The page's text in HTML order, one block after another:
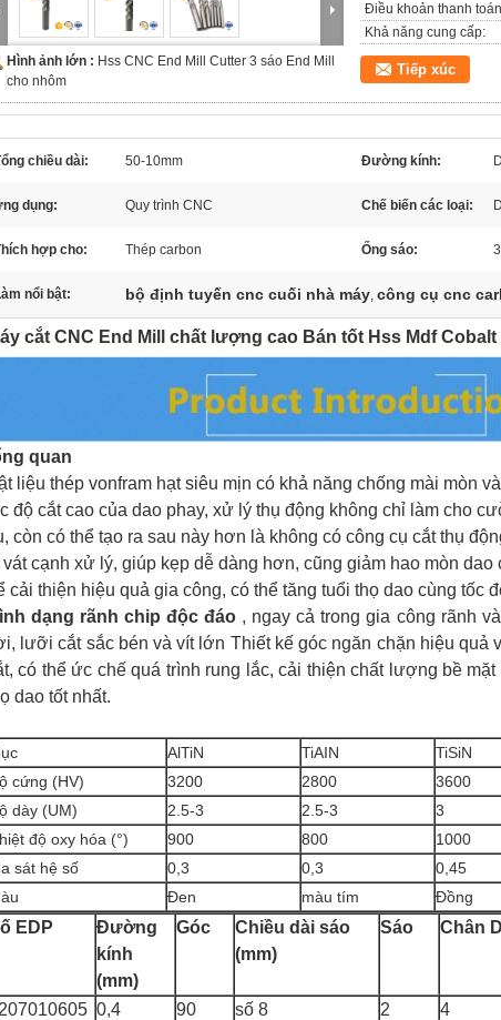
Hình ảnh lớn : Hss CNC End Mill Cutter 3 sáo End Mill
cho nhôm
Điều khoản thanh
Khả năng cung cấp:
Tiếp xúc
chiều dài: 50-10mm Đường kính:
dụng: Quy trình CNC Chế biến các loại:
hợp cho: Thép carbon Ống sáo:
nổi bật: bộ định tuyến cnc cuối nhà máy, công cụ cnc
cắt CNC End Mill chất lượng cao Bán tốt Hss Mdf Cobalt
quan
liệu thép vonfram hạt siêu mịn có khả năng chống mài mòn
độ cắt cao của dao phay, xử lý thụ động không chỉ làm cho
còn có thể tạo ra sau này hơn là không có công cụ cắt thụ
vát cạnh xử lý, giúp kẹp dễ dàng hơn, cũng giảm hao mòn dao
cải thiện hiệu quả gia công, có thể tăng tuổi thọ dao cùng tốc
dạng rãnh chip độc đáo , ngay cả trong gia công rãnh
lưỡi cắt sắc bén và vít lớn Thiết kế góc ngăn chặn hiệu quả
có thể ức chế quá trình rung lắc, cải thiện chất lượng bề
dao tốt nhất.
AlTiN TiAIN TiSiN
cứng (HV)
3200 2800 3600
dày (UM)
2.5-3 2.5-3 3
độ oxy hóa (°)
900 800 1000
sát hệ số
0,3 0,3 0,45
Đen màu tím Đồng
EDP
Đường
kính
(mm)
Góc
Chiều dài sáo
(mm)
Sáo Chân
0,4 90 số 8 2 4